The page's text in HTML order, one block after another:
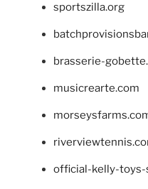
sportszilla.org
brasserie-
musicrearte.com
official-kelly-toys-